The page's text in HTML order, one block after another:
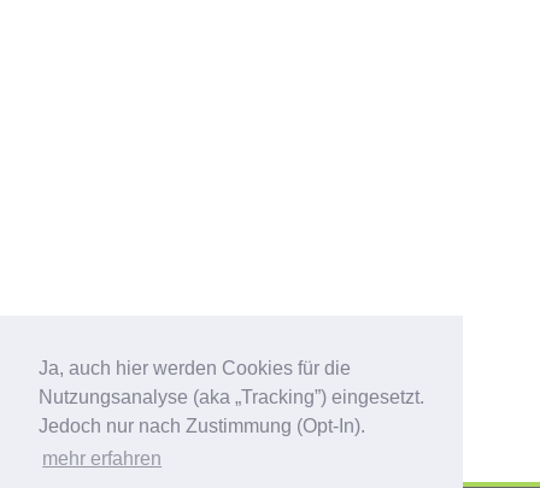
Ja, auch hier werden Cookies für die
Nutzungsanalyse (aka „Tracking”) eingesetzt.
Jedoch nur nach Zustimmung (Opt-In).
mehr erfahren